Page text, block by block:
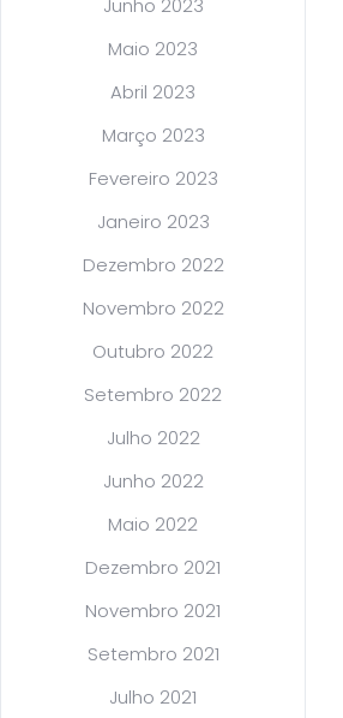
Junho 2023
Maio 2023
Abril 2023
Março 2023
Fevereiro 2023
Janeiro 2023
Dezembro 2022
Novembro 2022
Outubro 2022
Setembro 2022
Julho 2022
Junho 2022
Maio 2022
Dezembro 2021
Novembro 2021
Setembro 2021
Julho 2021